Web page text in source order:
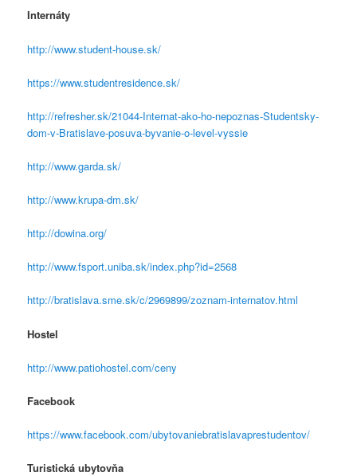
Internáty
http://www.student-house.sk/
https://www.studentresidence.sk/
http://refresher.sk/21044-Internat-ako-ho-nepoznas-Studentsky-
dom-v-Bratislave-posuva-byvanie-o-level-vyssie
http://www.garda.sk/
http://www.krupa-dm.sk/
http://dowina.org/
http://www.fsport.uniba.sk/index.php?id=2568
http://bratislava.sme.sk/c/2969899/zoznam-internatov.html
Hostel
http://www.patiohostel.com/ceny
Facebook
https://www.facebook.com/ubytovaniebratislavaprestudentov/
Turistická ubytovňa